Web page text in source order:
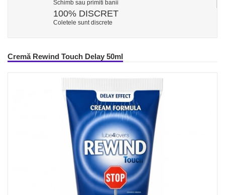
Schimb sau primiti banii
100% DISCRET
Coletele sunt discrete
Cremă Rewind Touch Delay 50ml